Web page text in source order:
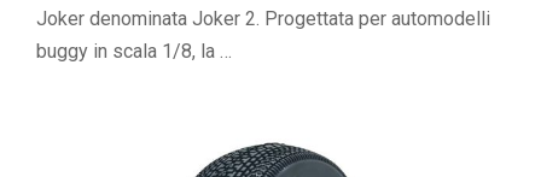
Joker denominata Joker 2. Progettata per automodelli
buggy in scala 1/8, la …